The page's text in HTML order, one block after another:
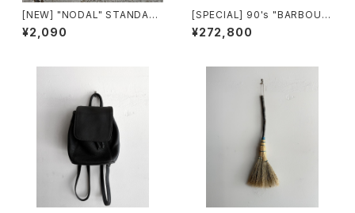
[NEW] "NODAL" STANDAR
D SOX made in JAPAN
¥2,090
[SPECIAL] 90's "BARBOUR
/ LONGSHOREMAN" SMOC
K made in ENGLAND
¥272,800